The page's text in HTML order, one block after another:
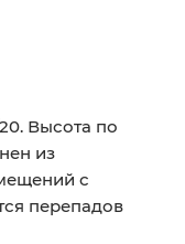
Высота по
из
с
перепадов